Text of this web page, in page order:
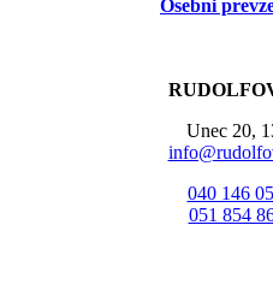
Osebni
Unec 20,
040 146
051 854